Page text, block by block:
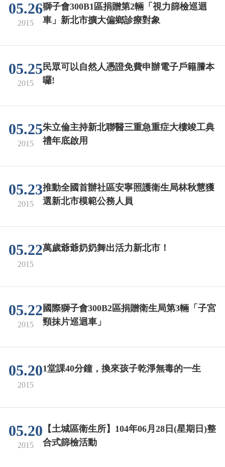
05.26
2015
獅子會300B1區捐贈第2輛「視力篩檢巡迴
車」新北市擴大偏鄉診療對象
05.25
2015
民眾可以自然人憑證免費申辦電子戶籍謄本
囉!
05.25
2015
朱立倫主持新北聯醫三重急重症大樓竣工典
禮年底啟用
05.23
2015
推動全國首辦社區安寧照護衛生局林秋慧獲
選新北市模範公務人員
05.22
2015
萬歲爺爺奶奶舞出活力新北市！
05.22
2015
國際獅子會300B2區捐贈衛生局第3輛「子宮
頸抹片巡迴車」
05.20
2015
1堂課40分鐘，換來孩子乾淨無毒的一生
05.20
2015
【土城區衛生所】104年06月28日(星期日)整
合式篩檢活動